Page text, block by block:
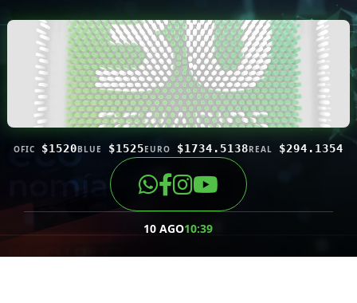
OFIC $1520BLUE $1525EURO $1734.5138REAL $294.1354
10 AGO10:39